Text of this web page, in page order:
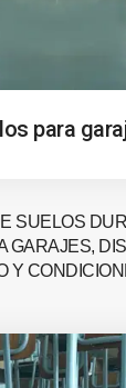
para
SUELOS
GARAJES,
Y